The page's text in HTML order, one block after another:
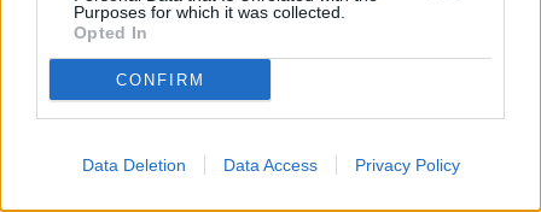
Purposes for which it was collected.
Opted In
CONFIRM
Data Deletion Data Access Privacy Policy
Dovolená u moře •Bazény